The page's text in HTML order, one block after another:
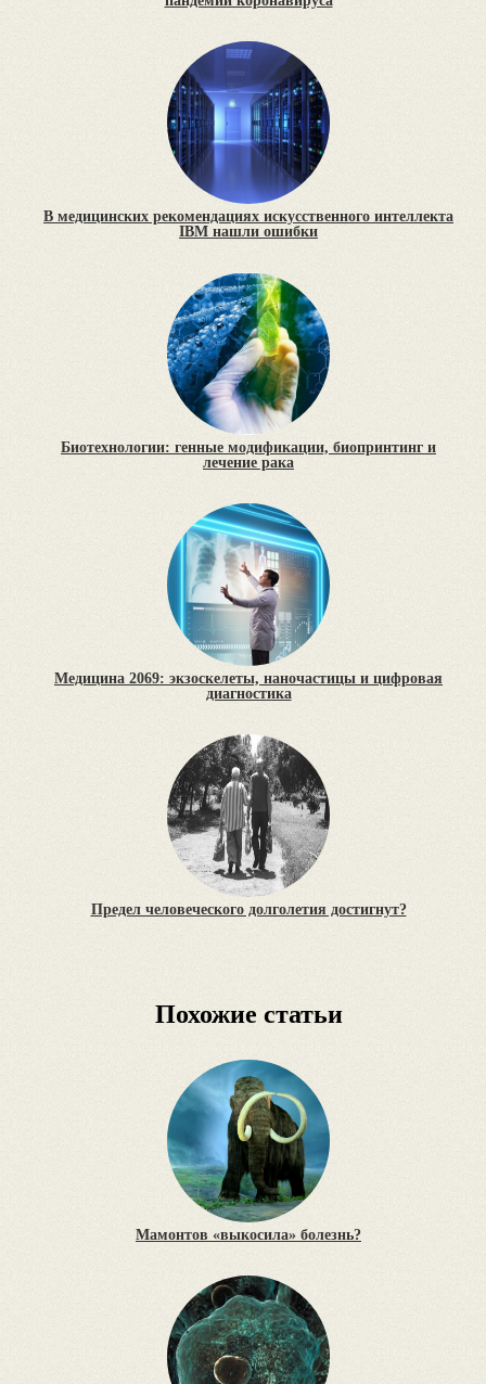
В медицинских рекомендациях искусственного интеллекта
IBM нашли ошибки
Биотехнологии: генные модификации, биопринтинг и
лечение рака
Медицина 2069: экзоскелеты, наночастицы и цифровая
диагностика
Предел человеческого долголетия достигнут?
Похожие статьи
Мамонтов «выкосила» болезнь?